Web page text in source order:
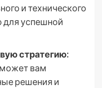
и технического
для успешной
стратегию:
вам
решения и